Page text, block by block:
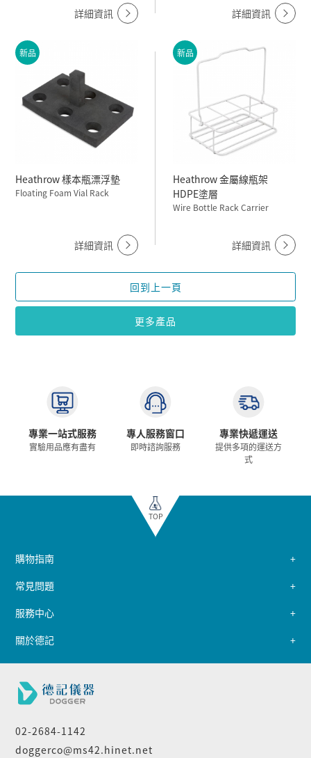
詳細資訊 詳細資訊
新品
Heathrow 樣本瓶漂浮墊
Floating Foam Vial Rack
詳細資訊
新品
Heathrow 金屬線瓶架
HDPE塗層
Wire Bottle Rack Carrier
詳細資訊
回到上一頁
更多產品
專業一站式服務
實驗用品應有盡有
專人服務窗口
即時諮詢服務
專業快遞運送
提供多項的運送方
式
TOP
02-2684-1142
doggerco@ms42.hinet.net
購物指南
常見問題
服務中心
關於德記